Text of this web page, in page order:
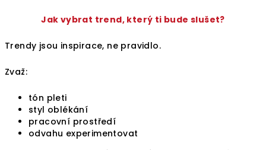
Jak vybrat trend, který ti bude slušet?
Trendy jsou inspirace, ne pravidlo.
Zvaž:
tón pleti
styl oblékání
pracovní prostředí
odvahu experimentovat